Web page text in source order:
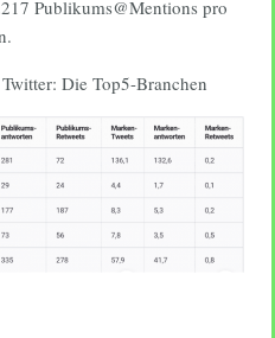
Publikums@Mentions pro
Die Top5-Branchen